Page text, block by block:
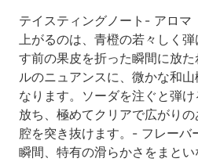
テイスティングノート- アロマ
上がるのは、青橙の若々しく
す前の果皮を折った瞬間に放
ルのニュアンスに、微かな和
なります。ソーダを注ぐと弾
放ち、極めてクリアで広がり
腔を突き抜けます。- フレーバ
瞬間、特有の滑らかさをまと